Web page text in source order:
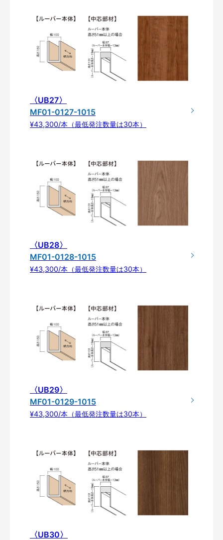
〈UB27〉
MF01-0127-1015
¥43,300/本（最低発注数量は30本）
〈UB28〉
MF01-0128-1015
¥43,300/本（最低発注数量は30本）
〈UB29〉
MF01-0129-1015
¥43,300/本（最低発注数量は30本）
〈UB30〉